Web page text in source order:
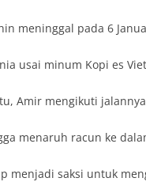
meninggal pada 6
usai minum Kopi es
Amir mengikuti
menaruh racun ke
menjadi saksi untuk